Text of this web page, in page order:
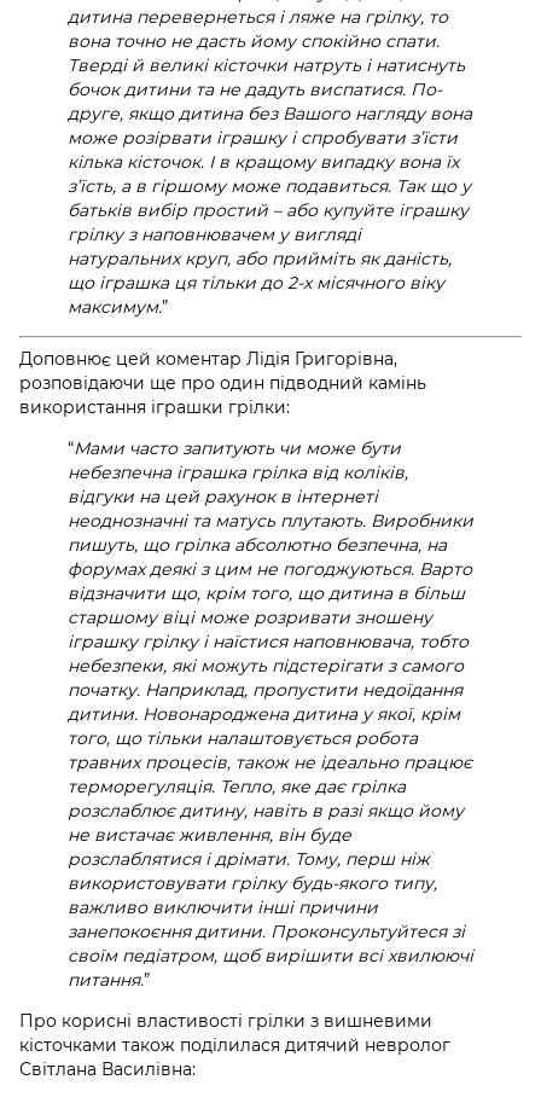
дитина перевернеться і ляже на грілку, то
вона точно не дасть йому спокійно спати.
Тверді й великі кісточки натруть і натиснуть
бочок дитини та не дадуть виспатися. По-
друге, якщо дитина без Вашого нагляду вона
може розірвати іграшку і спробувати з’їсти
кілька кісточок. І в кращому випадку вона їх
з’їсть, а в гіршому може подавиться. Так що у
батьків вибір простий –або купуйте іграшку
грілку з наповнювачем у вигляді
натуральних круп, або прийміть як даність,
що іграшка ця тільки до 2-х місячного віку
максимум.”
Доповнює цей коментар Лідія Григорівна,
розповідаючи ще про один підводний камінь
використання іграшки грілки:
“Мами часто запитують чи може бути
небезпечна іграшка грілка від коліків,
відгуки на цей рахунок в інтернеті
неоднозначні та матусь плутають. Виробники
пишуть, що грілка абсолютно безпечна, на
форумах деякі з цим не погоджуються. Варто
відзначити що, крім того, що дитина в більш
старшому віці може розривати зношену
іграшку грілку і наїстися наповнювача, тобто
небезпеки, які можуть підстерігати з самого
початку. Наприклад, пропустити недоїдання
дитини. Новонароджена дитина у якої, крім
того, що тільки налаштовується робота
травних процесів, також не ідеально працює
терморегуляція. Тепло, яке дає грілка
розслаблює дитину, навіть в разі якщо йому
не вистачає живлення, він буде
розслаблятися і дрімати. Тому, перш ніж
використовувати грілку будь-якого типу,
важливо виключити інші причини
занепокоєння дитини. Проконсультуйтеся зі
своїм педіатром, щоб вирішити всі хвилюючі
питання.”
Про корисні властивості грілки з вишневими
кісточками також поділилася дитячий невролог
Світлана Василівна: